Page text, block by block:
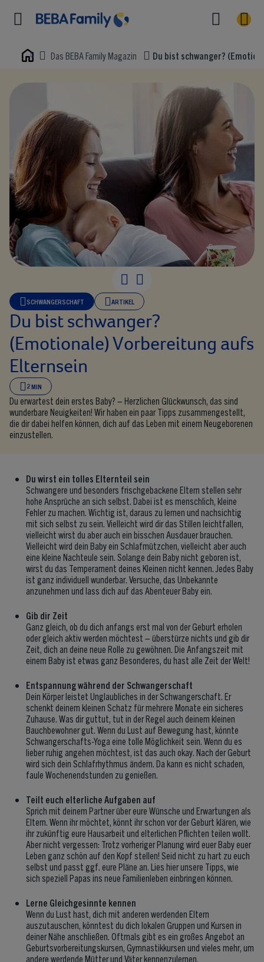
Home Das BEBA Family Magazin Du bist schwanger?
SCHWANGERSCHAFT ARTIKEL
Du bist schwanger?
(Emotionale) Vorbereitung aufs
Elternsein
2 MIN
Du erwartest dein erstes Baby? – Herzlichen Glückwunsch, das sind
wunderbare Neuigkeiten! Wir haben ein paar Tipps zusammengestellt,
die dir dabei helfen können, dich auf das Leben mit einem Neugeborenen
einzustellen.
Du wirst ein tolles Elternteil sein
Schwangere und besonders frischgebackene Eltern stellen sehr
hohe Ansprüche an sich selbst. Dabei ist es menschlich, kleine
Fehler zu machen. Wichtig ist, daraus zu lernen und nachsichtig
mit sich selbst zu sein. Vielleicht wird dir das Stillen leichtfallen,
vielleicht wirst du aber auch ein bisschen Ausdauer brauchen.
Vielleicht wird dein Baby ein Schlafmützchen, vielleicht aber auch
eine kleine Nachteule sein. Solange dein Baby nicht geboren ist,
wirst du das Temperament deines Kleinen nicht kennen. Jedes Baby
ist ganz individuell wunderbar. Versuche, das Unbekannte
anzunehmen und lass dich auf das Abenteuer Baby ein.
Gib dir Zeit
Ganz gleich, ob du dich anfangs erst mal von der Geburt erholen
oder gleich aktiv werden möchtest – überstürze nichts und gib dir
Zeit, dich an deine neue Rolle zu gewöhnen. Die Anfangszeit mit
einem Baby ist etwas ganz Besonderes, du hast alle Zeit der Welt!
Entspannung während der Schwangerschaft
Dein Körper leistet Unglaubliches in der Schwangerschaft. Er
schenkt deinem kleinen Schatz für mehrere Monate ein sicheres
Zuhause. Was dir guttut, tut in der Regel auch deinem kleinen
Bauchbewohner gut. Wenn du Lust auf Bewegung hast, könnte
Schwangerschafts-Yoga eine tolle Möglichkeit sein. Wenn du es
lieber ruhig angehen möchtest, ist das auch okay. Nach der Geburt
wird sich dein Schlafrhythmus ändern. Da kann es nicht schaden,
faule Wochenendstunden zu genießen.
Teilt euch elterliche Aufgaben auf
Sprich mit deinem Partner über eure Wünsche und Erwartungen als
Eltern. Wenn ihr möchtet, könnt ihr schon vor der Geburt klären, wie
ihr zukünftig eure Hausarbeit und elterlichen Pflichten teilen wollt.
Aber nicht vergessen: Trotz vorheriger Planung wird euer Baby euer
Leben ganz schön auf den Kopf stellen! Seid nicht zu hart zu euch
selbst und passt ggf. eure Pläne an. Lies hier unsere Tipps, wie
sich speziell Papas ins neue Familienleben einbringen können.
Lerne Gleichgesinnte kennen
Wenn du Lust hast, dich mit anderen werdenden Eltern
auszutauschen, könntest du dich lokalen Gruppen und Kursen in
deiner Nähe anschließen. Oftmals gibt es ein großes Angebot an
Geburtsvorbereitungskursen, Gymnastikkursen und vieles mehr, um
andere werdende Mütter und Väter kennenzulernen.